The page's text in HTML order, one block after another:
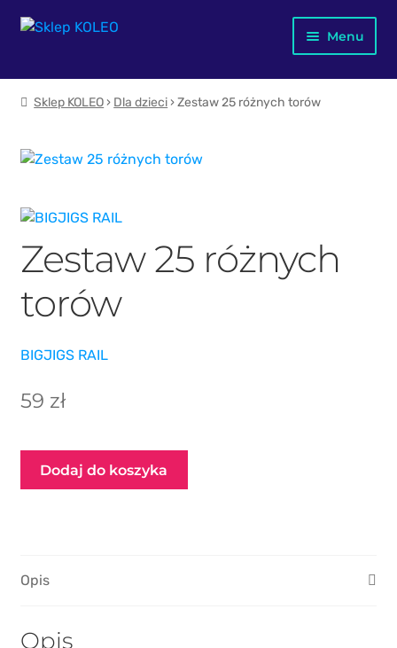
Przejdź
Przejdź
Menu
Jubileusz X-lecia
Mapa kolejowa Polski
Dla dzieci
Plakaty
Kubki
Książki
PIKO / ROCO
Sklep KOLEO› Dla dzieci› Zestaw 25 różnych torów
Zestaw 25 różnych
torów
BIGJIGS RAIL
59 zł
Zestaw
Dodaj do koszyka
Opis
Opis